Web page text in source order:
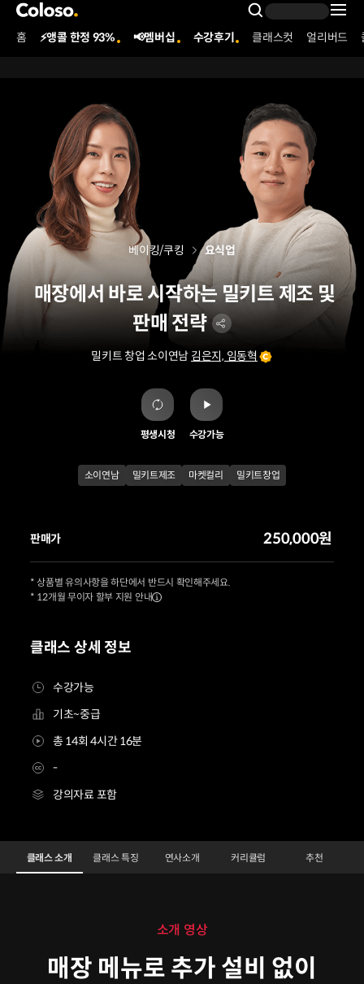
콜로소
Search
Coloso Menu
홈 ⚡앵콜 한정 93% 📢멤버십 수강후기 클래스컷 얼리버드
매장에서 바로 시작하는 밀키트 제조 및
판매 전략
밀키트 창업 소이연남 김은지, 임동혁
베이킹/쿠킹 요식업
평생시청 수강가능
소이연남 밀키트제조 마켓컬리 밀키트창업
클래스 상세 정보
수강가능
기초~중급
총 14회 4시간 16분
-
강의자료 포함
판매가 250,000원
* 상품별 유의사항을 하단에서 반드시 확인해주세요.
* 12개월 무이자 할부 지원 안내
밀키트 창업 소이연남 김은지, 임동혁Details
Configuration Information Shortcuts
클래스 소개 클래스 특징 연사소개 커리큘럼 추천
소개 영상
매장 메뉴로 추가 설비 없이